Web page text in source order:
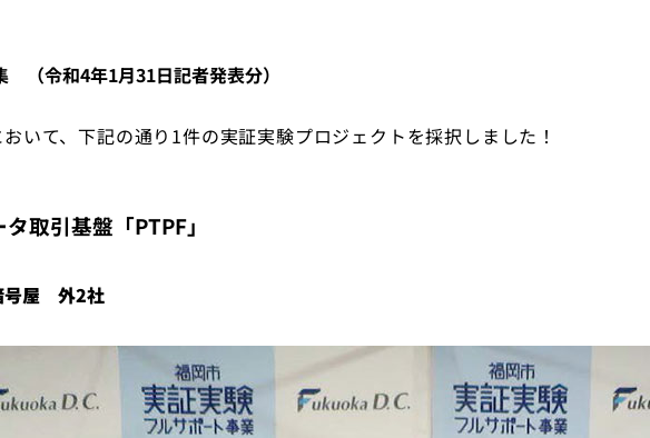
（令和4年1月31日記者発表分）
いて、下記の通り1件の実証実験プロジェクトを採択しました！
取引基盤「PTPF」
号屋 外2社